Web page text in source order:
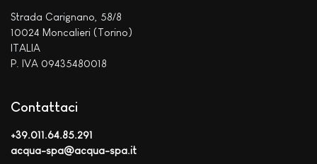
Strada Carignano, 58/8
10024 Moncalieri (Torino)
ITALIA
P. IVA 09435480018
Contattaci
+39.011.64.85.291
acqua-spa@acqua-spa.it